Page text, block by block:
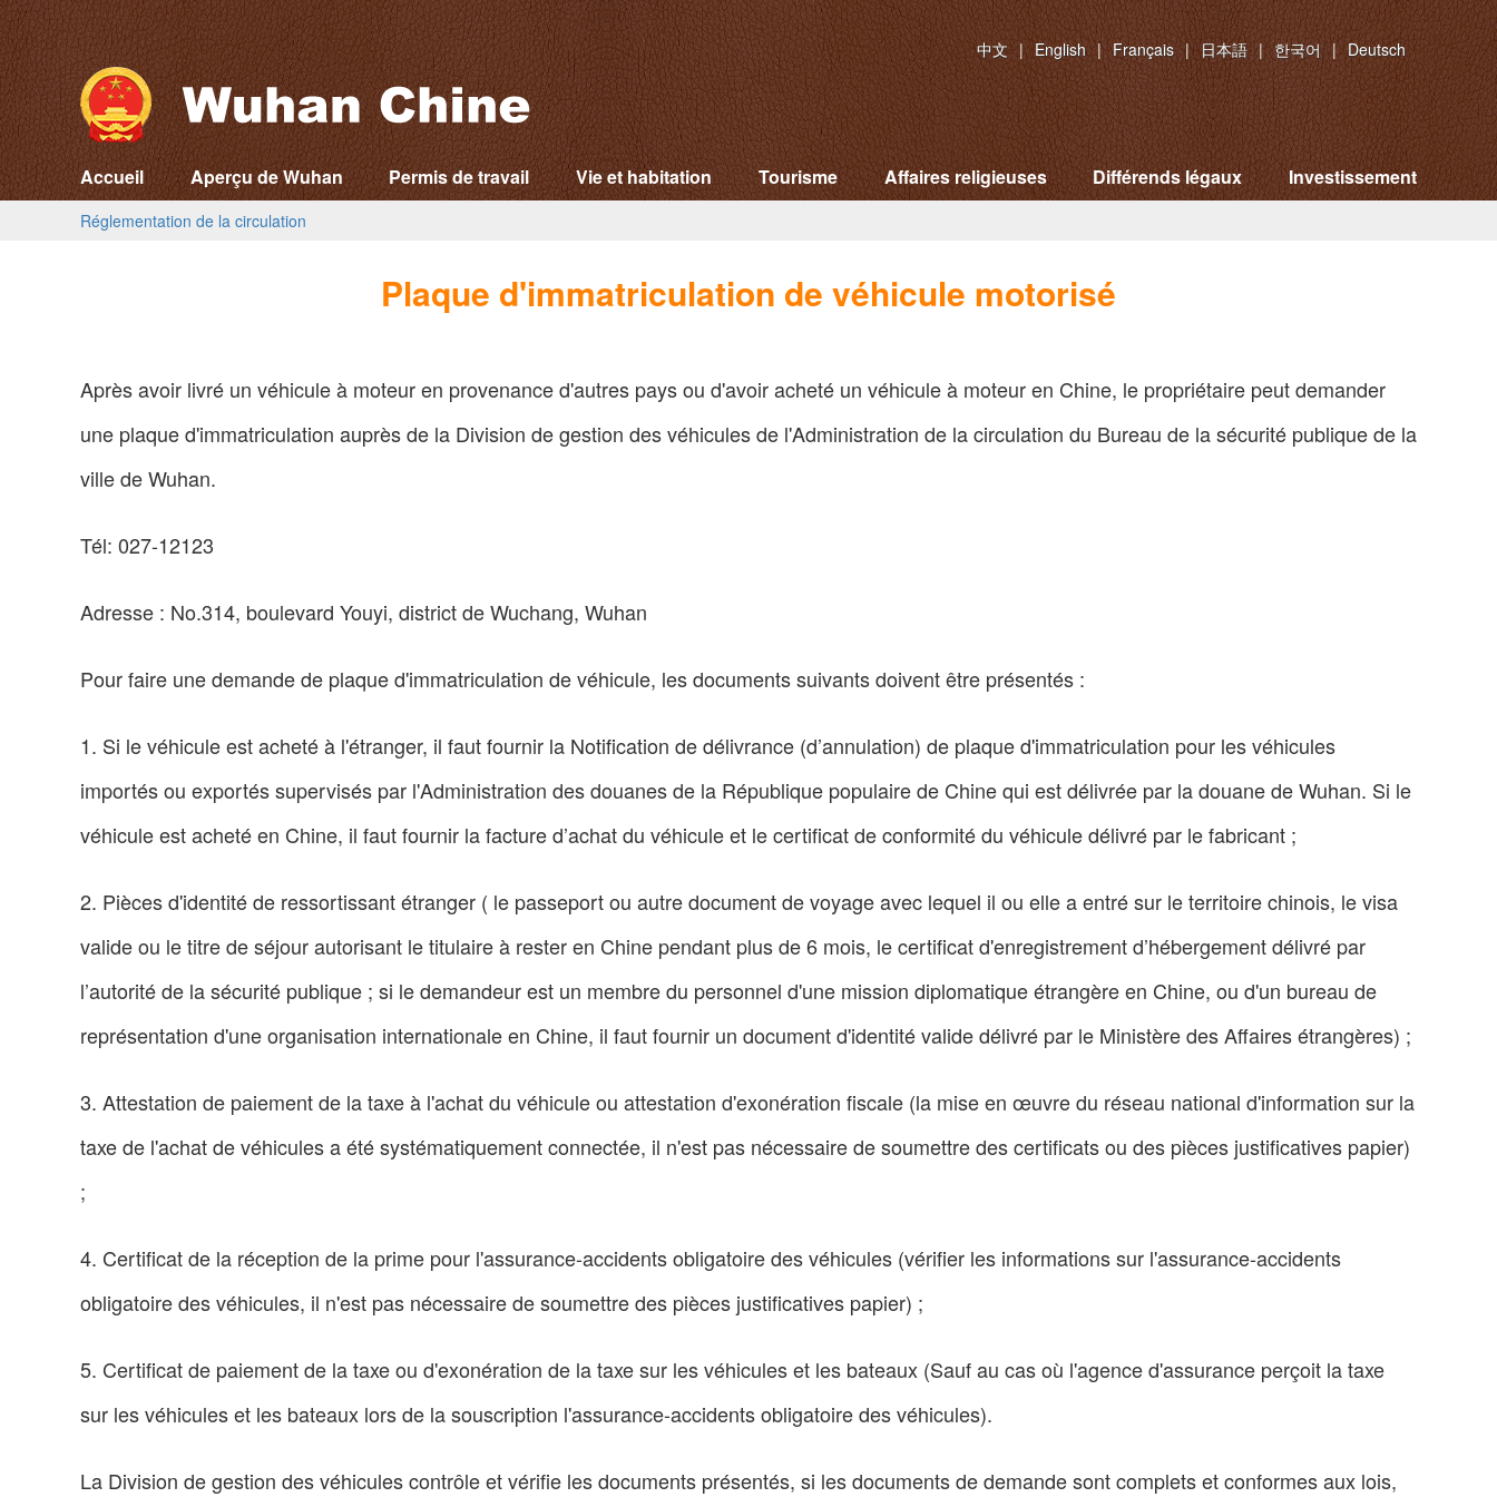
中文 | English | Français | 日本語 | 한국어 | Deutsch
Accueil Aperçu de Wuhan Permis de travail Vie et habitation Tourisme Affaires religieuses Différends légaux Investissement
Réglementation de la circulation
Plaque d'immatriculation de véhicule motorisé
Après avoir livré un véhicule à moteur en provenance d'autres pays ou d'avoir acheté un véhicule à moteur en Chine, le propriétaire peut demander
une plaque d'immatriculation auprès de la Division de gestion des véhicules de l'Administration de la circulation du Bureau de la sécurité publique de la
ville de Wuhan.
Tél: 027-12123
Adresse : No.314, boulevard Youyi, district de Wuchang, Wuhan
Pour faire une demande de plaque d'immatriculation de véhicule, les documents suivants doivent être présentés :
1. Si le véhicule est acheté à l'étranger, il faut fournir la Notification de délivrance (d’annulation) de plaque d'immatriculation pour les véhicules
importés ou exportés supervisés par l'Administration des douanes de la République populaire de Chine qui est délivrée par la douane de Wuhan. Si le
véhicule est acheté en Chine, il faut fournir la facture d’achat du véhicule et le certificat de conformité du véhicule délivré par le fabricant ;
2. Pièces d'identité de ressortissant étranger ( le passeport ou autre document de voyage avec lequel il ou elle a entré sur le territoire chinois, le visa
valide ou le titre de séjour autorisant le titulaire à rester en Chine pendant plus de 6 mois, le certificat d'enregistrement d’hébergement délivré par
l’autorité de la sécurité publique ; si le demandeur est un membre du personnel d'une mission diplomatique étrangère en Chine, ou d'un bureau de
représentation d'une organisation internationale en Chine, il faut fournir un document d'identité valide délivré par le Ministère des Affaires étrangères) ;
3. Attestation de paiement de la taxe à l'achat du véhicule ou attestation d'exonération fiscale (la mise en œuvre du réseau national d'information sur la
taxe de l'achat de véhicules a été systématiquement connectée, il n'est pas nécessaire de soumettre des certificats ou des pièces justificatives papier)
;
4. Certificat de la réception de la prime pour l'assurance-accidents obligatoire des véhicules (vérifier les informations sur l'assurance-accidents
obligatoire des véhicules, il n'est pas nécessaire de soumettre des pièces justificatives papier) ;
5. Certificat de paiement de la taxe ou d'exonération de la taxe sur les véhicules et les bateaux (Sauf au cas où l'agence d'assurance perçoit la taxe
sur les véhicules et les bateaux lors de la souscription l'assurance-accidents obligatoire des véhicules).
La Division de gestion des véhicules contrôle et vérifie les documents présentés, si les documents de demande sont complets et conformes aux lois,